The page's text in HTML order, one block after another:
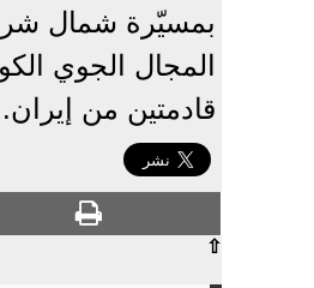
بمسيّرة شمال
المجال الجوي
قادمتين من إيران.
⇧